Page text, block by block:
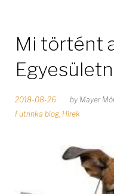
Mi történt
2018-08-26 by Mayer
Futrinka blog, Hírek